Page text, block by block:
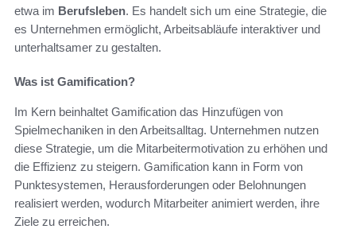
etwa im Berufsleben. Es handelt sich um eine Strategie, die
es Unternehmen ermöglicht, Arbeitsabläufe interaktiver und
unterhaltsamer zu gestalten.
Was ist Gamification?
Im Kern beinhaltet Gamification das Hinzufügen von
Spielmechaniken in den Arbeitsalltag. Unternehmen nutzen
diese Strategie, um die Mitarbeitermotivation zu erhöhen und
die Effizienz zu steigern. Gamification kann in Form von
Punktesystemen, Herausforderungen oder Belohnungen
realisiert werden, wodurch Mitarbeiter animiert werden, ihre
Ziele zu erreichen.